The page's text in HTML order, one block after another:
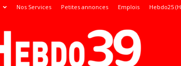
Nos Services Petites annonces Emplois Hebdo25